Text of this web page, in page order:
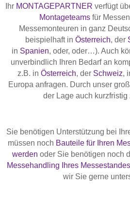
Ihr MONTAGEPARTNER verfügt
Montageteams für
Messemonteuren in ganz
beispielhaft in Österreich, der
in Spanien, oder, oder…). Auch
unverbindlich Ihren Bedarf an
z.B. in Österreich, der Schweiz,
Europa anfragen. Durch unser
der Lage auch kurzfristig
Sie benötigen Unterstützung bei
müssen noch Bauteile für Ihren
werden oder Sie benötigen noch
Messehandling Ihres Messestandes
wir Sie gerne